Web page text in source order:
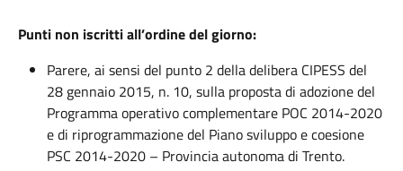
Punti non iscritti all’ordine del giorno:
Parere, ai sensi del punto 2 della delibera CIPESS del
28 gennaio 2015, n. 10, sulla proposta di adozione del
Programma operativo complementare POC 2014-2020
e di riprogrammazione del Piano sviluppo e coesione
PSC 2014-2020 – Provincia autonoma di Trento.